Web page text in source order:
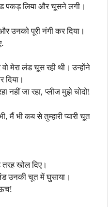
पकड़ लिया और चूसने लगी।
उनको पूरी नंगी कर दिया।
मेरा लंड चूस रही थी। उन्होंने
नहीं जा रहा, प्लीज मुझे चोदो!
मैं भी कब से तुम्हारी प्यारी चूत
खोल दिए।
उनकी चूत में घुसाया।